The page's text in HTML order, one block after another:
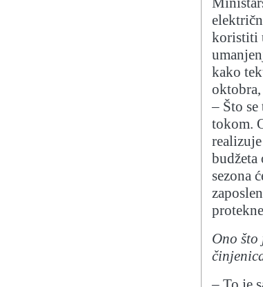
koristiti
kako
– Što
tokom.
budžeta
sezona
Ono što